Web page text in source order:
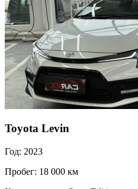
Toyota Levin
Год: 2023
Пробег: 18 000 км